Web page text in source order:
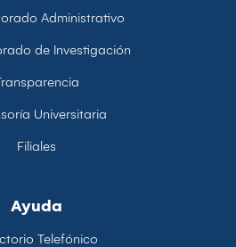
Administrativo
de Investigación
Universitaria
Filiales
Ayuda
Telefónico